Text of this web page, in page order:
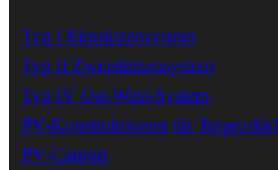
Typ I Einstützensystem
Typ II Zweistützensystem
Typ IV Ost-West-System
PV-Konstruktionen für
PV-Carport